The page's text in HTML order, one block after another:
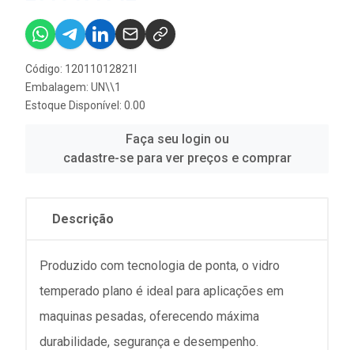
Código: 12011012821I
Embalagem: UN\\1
Estoque Disponível: 0.00
Faça seu login ou
cadastre-se para ver preços e comprar
Descrição
Produzido com tecnologia de ponta, o vidro
temperado plano é ideal para aplicações em
maquinas pesadas, oferecendo máxima
durabilidade, segurança e desempenho.